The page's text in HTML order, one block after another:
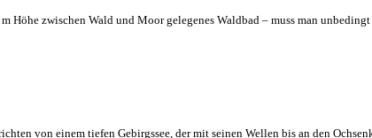
Höhe zwischen Wald und Moor gelegenes Waldbad – muss man
von einem tiefen Gebirgssee, der mit seinen Wellen bis an den